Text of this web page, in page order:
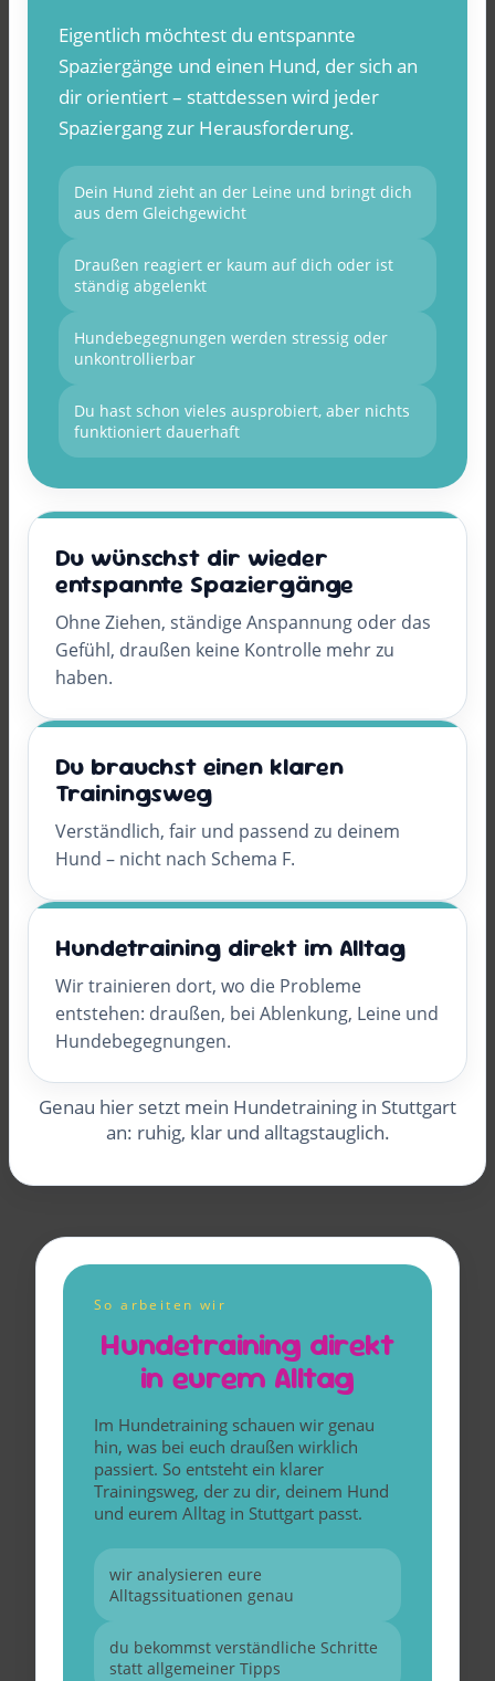
Eigentlich möchtest du entspannte
Spaziergänge und einen Hund, der sich an
dir orientiert – stattdessen wird jeder
Spaziergang zur Herausforderung.
Dein Hund zieht an der Leine und bringt dich
aus dem Gleichgewicht
Draußen reagiert er kaum auf dich oder ist
ständig abgelenkt
Hundebegegnungen werden stressig oder
unkontrollierbar
Du hast schon vieles ausprobiert, aber nichts
funktioniert dauerhaft
Du wünschst dir wieder
entspannte Spaziergänge
Ohne Ziehen, ständige Anspannung oder das
Gefühl, draußen keine Kontrolle mehr zu
haben.
Du brauchst einen klaren
Trainingsweg
Verständlich, fair und passend zu deinem
Hund – nicht nach Schema F.
Hundetraining direkt im Alltag
Wir trainieren dort, wo die Probleme
entstehen: draußen, bei Ablenkung, Leine und
Hundebegegnungen.
Genau hier setzt mein Hundetraining in Stuttgart
an: ruhig, klar und alltagstauglich.
So arbeiten wir
Hundetraining direkt
in eurem Alltag
Im Hundetraining schauen wir genau
hin, was bei euch draußen wirklich
passiert. So entsteht ein klarer
Trainingsweg, der zu dir, deinem Hund
und eurem Alltag in Stuttgart passt.
wir analysieren eure
Alltagssituationen genau
du bekommst verständliche Schritte
statt allgemeiner Tipps